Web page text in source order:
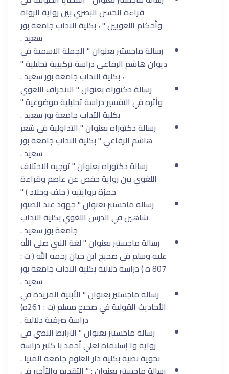
قراءة الحسن البصري بين رواية الرواة
وأحكام اللغويين " ، بكلية الآداب جامعة بور
سعيد .
رسالة ماجستير بعنوان " الجملة الاسمية في
ديوان هاشم الرفاعي دراسة تركيبية تحليلية "
، بكلية الآداب جامعة بور سعيد .
رسالة دكتوراه بعنوان " الانحراف اللغوي
وأثره في التفسير دراسة تحليلية موضوعية "
بكلية الآداب جامعة بور سعيد .
رسالة دكتوراه بعنوان " التداولية في شعر
هاشم الرفاعي " بكلية الآداب جامعة بور
سعيد .
رسالة دكتوراه بعنوان " توجيه الاختلاف
اللغوي بين رواية حفص عن عاصم وقراءة
حمزة بروايتيه ( خلف وخلاد ) "
رسالة ماجستير بعنوان " جهود عبد الصبور
شاهين في الدرس اللغوي بكلية الآداب
جامعة بور سعيد .
رسالة ماجستير بعنوان " لغة النبي صلى الله
عليه وسلم في صحيح ابن حبان رحمه الله ( ت :
807 ه ) دراسة دلالية بكلية الآداب جامعة بور
سعيد .
رسالة ماجستير بعنوان " الأبنية المزيدة في
الأحاديث القولية في صحيح مسلم (ت : 261ه)
دراسة صرفية دلالية .
رسالة ماجستير بعنوان " الترابط النصي في
رواية وا إسلاماه لعلي أحمد با كثير دراسة
نحوية نصية بكلية دار العلوم جامعة المنيا .
رسالة ماجستير بعنوان : " التقديم والتأخير في